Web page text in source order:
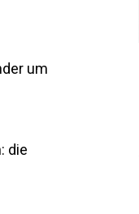
um
die